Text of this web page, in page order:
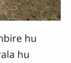
hu
hu